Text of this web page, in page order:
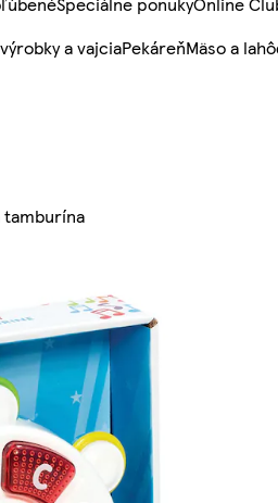
a vajciaPekáreňMäso a
tamburína